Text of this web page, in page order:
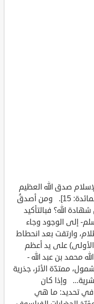
صدق الله العظيم
القائل: ? قَدْ جَاءَكُمْ مِنَ اللَّهِ نُورٌ ? [المائدة: 15]. ومن أصدقُ
الله؟ فبالتأكيد
إلى الوجود وجاء
وارتقت بعد انحطاط
على يد أعظم
محمد بن عبد الله -
ممتدّة الأثر، جذرية
وإذا كان
في تحديد: ما هي